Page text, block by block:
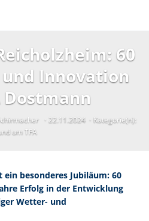
60
und Innovation
Dostmann
22.11.2024
Kategorie(n):
um TFA
besonderes Jubiläum: 60
Erfolg in der Entwicklung
Wetter- und